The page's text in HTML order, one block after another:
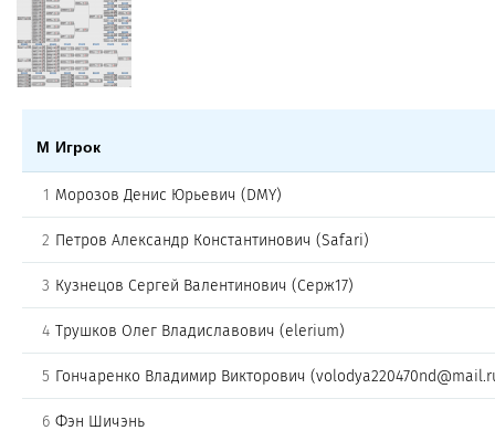
М Игрок
1 Морозов Денис Юрьевич (DMY)
2 Петров Александр Константинович (Safari)
3 Кузнецов Сергей Валентинович (Серж17)
4 Трушков Олег Владиславович (elerium)
5 Гончаренко Владимир Викторович
6 Фэн Шичэнь